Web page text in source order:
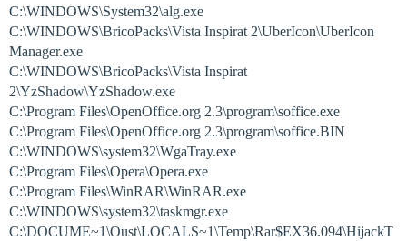
C:\WINDOWS\System32\alg.exe
C:\WINDOWS\BricoPacks\Vista Inspirat 2\UberIcon\UberIcon
Manager.exe
C:\WINDOWS\BricoPacks\Vista Inspirat
2\YzShadow\YzShadow.exe
C:\Program Files\OpenOffice.org 2.3\program\soffice.exe
C:\Program Files\OpenOffice.org 2.3\program\soffice.BIN
C:\WINDOWS\system32\WgaTray.exe
C:\Program Files\Opera\Opera.exe
C:\Program Files\WinRAR\WinRAR.exe
C:\WINDOWS\system32\taskmgr.exe
C:\DOCUME~1\Oust\LOCALS~1\Temp\Rar$EX36.094\HijackT